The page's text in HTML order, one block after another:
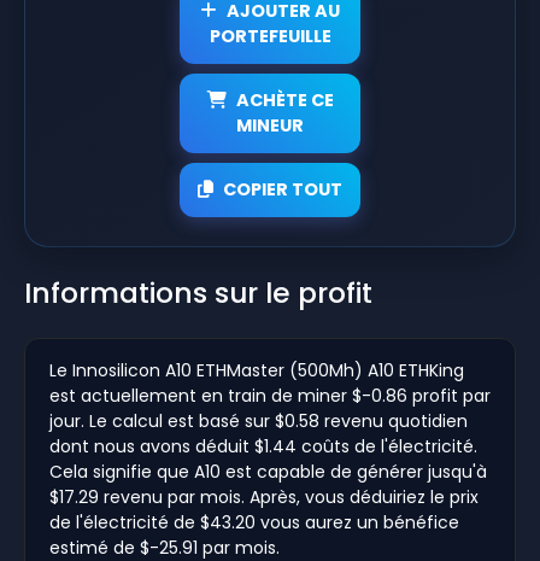
AJOUTER AU
PORTEFEUILLE
ACHÈTE CE
MINEUR
COPIER TOUT
Informations sur le profit
Le Innosilicon A10 ETHMaster (500Mh) A10 ETHKing
est actuellement en train de miner $-0.86 profit par
jour. Le calcul est basé sur $0.58 revenu quotidien
dont nous avons déduit $1.44 coûts de l'électricité.
Cela signifie que A10 est capable de générer jusqu'à
$17.29 revenu par mois. Après, vous déduiriez le prix
de l'électricité de $43.20 vous aurez un bénéfice
estimé de $-25.91 par mois.